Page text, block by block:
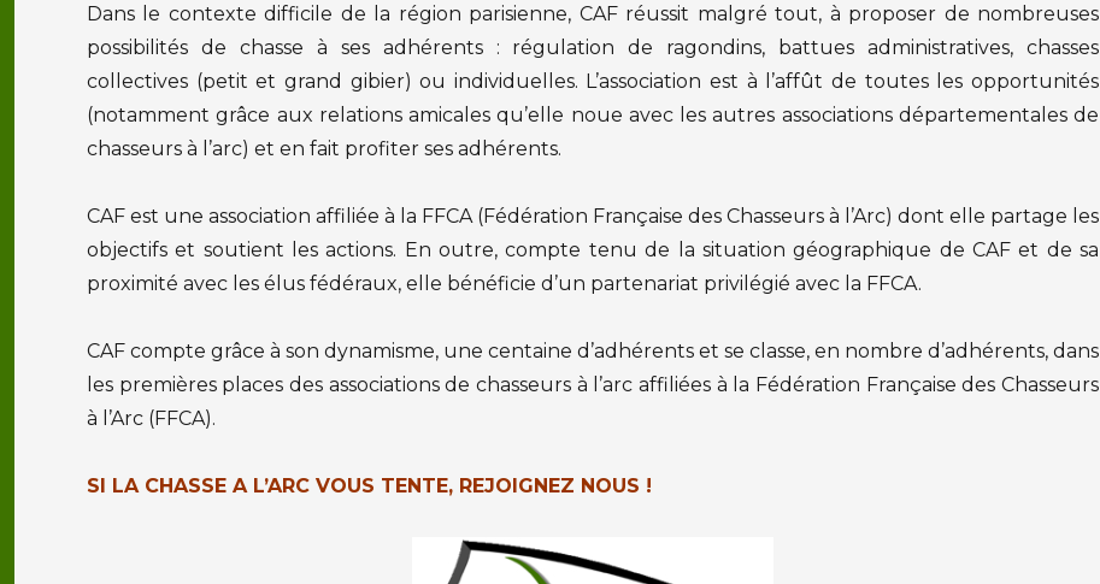
Dans le contexte difficile de la région parisienne, CAF réussit malgré tout, à proposer de nombreuses
possibilités de chasse à ses adhérents : régulation de ragondins, battues administratives, chasses
collectives (petit et grand gibier) ou individuelles. L’association est à l’affût de toutes les opportunités
(notamment grâce aux relations amicales qu’elle noue avec les autres associations départementales de
chasseurs à l’arc) et en fait profiter ses adhérents.
CAF est une association affiliée à la FFCA (Fédération Française des Chasseurs à l’Arc) dont elle partage les
objectifs et soutient les actions. En outre, compte tenu de la situation géographique de CAF et de sa
proximité avec les élus fédéraux, elle bénéficie d’un partenariat privilégié avec la FFCA.
CAF compte grâce à son dynamisme, une centaine d’adhérents et se classe, en nombre d’adhérents, dans
les premières places des associations de chasseurs à l’arc affiliées à la Fédération Française des Chasseurs
à l’Arc (FFCA).
SI LA CHASSE A L’ARC VOUS TENTE, REJOIGNEZ NOUS !